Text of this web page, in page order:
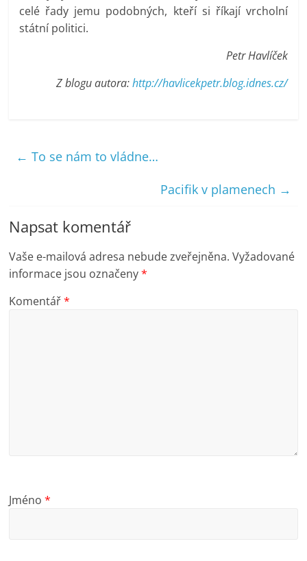
celé řady jemu podobných, kteří si říkají vrcholní
státní politici.
Petr Havlíček
Z blogu autora:http://havlicekpetr.blog.idnes.cz/
← To se nám to vládne…
Pacifik v plamenech →
Napsat komentář
Vaše e-mailová adresa nebude zveřejněna. Vyžadované
informace jsou označeny*
Komentář*
Jméno*